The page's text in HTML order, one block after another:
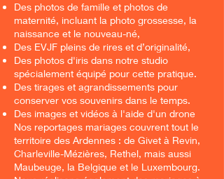
Des photos de famille et photos de
maternité, incluant la photo grossesse, la
naissance et le nouveau-né,
Des EVJF pleins de rires et d’originalité,
Des photos d'iris dans notre studio
spécialement équipé pour cette pratique.
Des tirages et agrandissements pour
conserver vos souvenirs dans le temps.
Des images et vidéos à l'aide d'un drone
Nos reportages mariages couvrent tout le
territoire des Ardennes : de Givet à Revin,
Charleville-Mézières, Rethel, mais aussi
Maubeuge, la Belgique et le Luxembourg.